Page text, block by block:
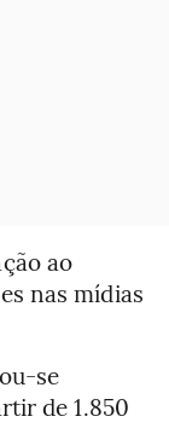
ao
nas mídias
se
de 1.850